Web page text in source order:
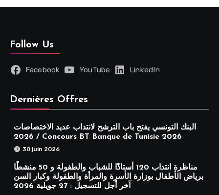
Follow Us
Facebook YouTube LinkedIn
Dernières Offres
البنك التونسي يفتح باب الترشح لانتداب عديد الاختصاصات
2026 / Concours BT Banque de Tunisie 2026
30 juin 2026
مناظرة انتداب 120 أستاذًا للشباب والطفولة و 50 منشطًا
برياض الأطفال بوزارة الأسرة والمرأة والطفولة وكبار السن
آخر أجل للتسجيل : 27 جويلية 2026